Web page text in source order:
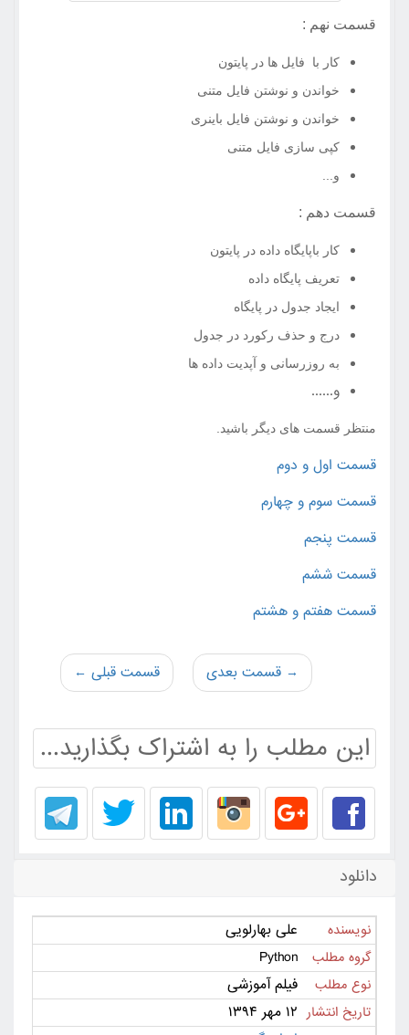
قسمت نهم :
کار با فایل ها در پایتون
خواندن و نوشتن فایل متنی
خواندن و نوشتن فایل باینری
کپی سازی فایل متنی
و...
قسمت دهم :
کار باپایگاه داده در پایتون
تعریف پایگاه داده
ایجاد جدول در پایگاه
درج و حذف رکورد در جدول
به روزرسانی و آپدیت داده ها
و......
منتظر قسمت های دیگر باشید.
قسمت اول و دوم
قسمت سوم و چهارم
قسمت پنجم
قسمت ششم
قسمت هفتم و هشتم
قسمت قبلی ← → قسمت بعدی
این مطلب را به اشتراک بگذارید...
دانلود
نویسنده علی بهارلویی
گروه مطلب Python
نوع مطلب فیلم آموزشی
تاریخ انتشار ۱۲ مهر ۱۳۹۴